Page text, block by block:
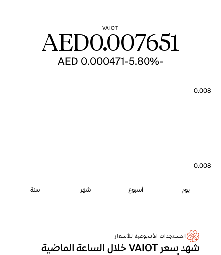
VAIOT
AED0.007651
-5.80%
-AED 0.000471
0.008
0.008
يوم أسبوع شهر سنة
المستجدات الأسبوعية للأسعار
شهد سعر VAIOT خلال الساعة الماضية